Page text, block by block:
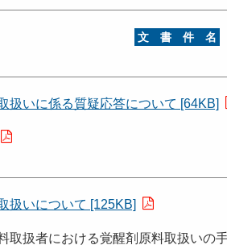
文 書 件 名
扱いに係る質疑応答について [64KB]
扱いについて [125KB]
取扱者における覚醒剤原料取扱いの